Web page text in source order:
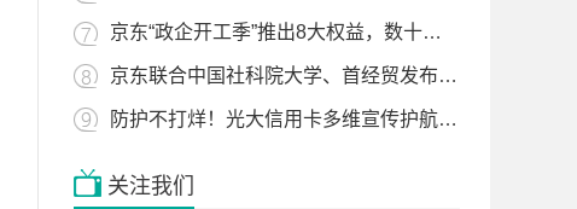
京东“政企开工季”推出8大权益，数十款AI应用保障企业采购提效
京东联合中国社科院大学、首经贸发布《业采融合价值白皮书》，推动企业采购降本增效
防护不打烊！光大信用卡多维宣传护航节日金融安全
关注我们